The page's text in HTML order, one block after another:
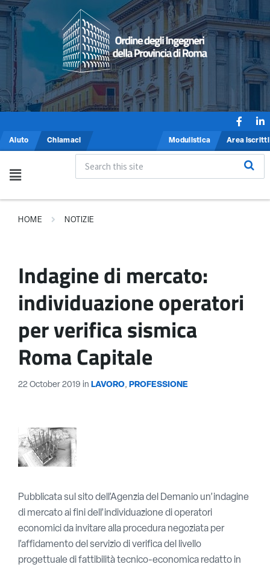
Aiuto Chiamaci Modulistica Area iscritti
HOME NOTIZIE
Indagine di mercato:
individuazione operatori
per verifica sismica
Roma Capitale
22 October 2019 in LAVORO, PROFESSIONE
Pubblicata sul sito dell’Agenzia del Demanio un’indagine
di mercato ai fini dell’individuazione di operatori
economici da invitare alla procedura negoziata per
l’affidamento del servizio di verifica del livello
progettuale di fattibilità tecnico-economica redatto in